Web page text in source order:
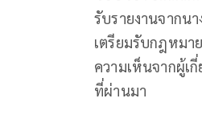
รับรายงานจากน
เตรียมรับกฎหมา
ความเห็นจากผู้เ
ที่ผ่านมา